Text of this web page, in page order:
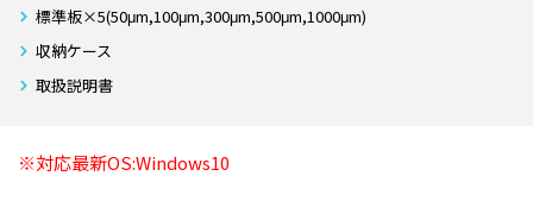
標準板×5(50μm,100μm,300μm,500μm,1000μm)
収納ケース
取扱説明書
※対応最新OS:Windows10